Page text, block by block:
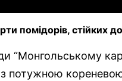
помідорів, стійких
“Монгольському
потужною